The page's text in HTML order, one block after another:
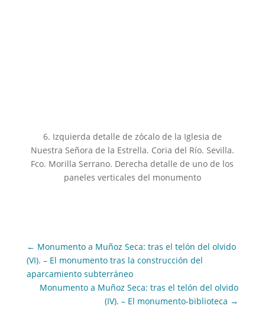
6. Izquierda detalle de zócalo de la Iglesia de
Nuestra Señora de la Estrella. Coria del Río. Sevilla.
Fco. Morilla Serrano. Derecha detalle de uno de los
paneles verticales del monumento
← Monumento a Muñoz Seca: tras el telón del olvido
(VI). – El monumento tras la construcción del
aparcamiento subterráneo
Monumento a Muñoz Seca: tras el telón del olvido
(IV). – El monumento-biblioteca →